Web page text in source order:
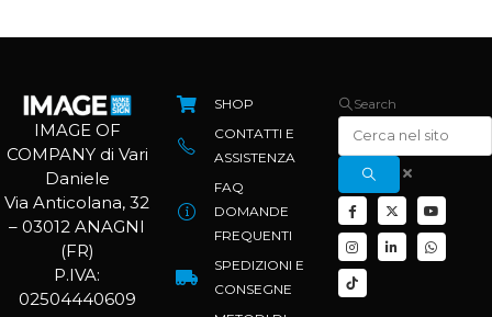
IMAGE OF
COMPANY di Vari
Daniele
Via Anticolana, 32
– 03012 ANAGNI
(FR)
P.IVA:
02504440609
SHOP
CONTATTI E
ASSISTENZA
FAQ
DOMANDE
FREQUENTI
SPEDIZIONI E
CONSEGNE
Search